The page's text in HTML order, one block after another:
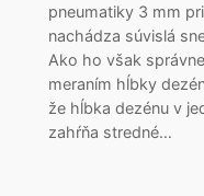
pneumatiky 3 mm
nachádza súvislá
Ako ho však
meraním hĺbky
že hĺbka dezénu v
zahŕňa stredné…